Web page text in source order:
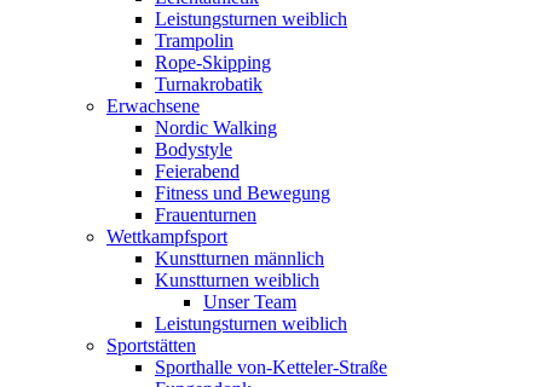
Leistungsturnen weiblich
Trampolin
Rope-Skipping
Turnakrobatik
Erwachsene
Nordic Walking
Bodystyle
Feierabend
Fitness und Bewegung
Frauenturnen
Wettkampfsport
Kunstturnen männlich
Kunstturnen weiblich
Unser Team
Leistungsturnen weiblich
Sportstätten
Sporthalle von-Ketteler-Straße